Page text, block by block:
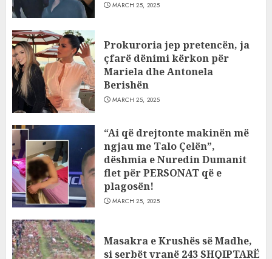
MARCH 25, 2025
Prokuroria jep pretencën, ja
çfarë dënimi kërkon për
Mariela dhe Antonela
Berishën
MARCH 25, 2025
“Ai që drejtonte makinën më
ngjau me Talo Çelën”,
dëshmia e Nuredin Dumanit
flet për PERSONAT që e
plagosën!
MARCH 25, 2025
Masakra e Krushës së Madhe,
si serbët vranë 243 SHQIPTARË